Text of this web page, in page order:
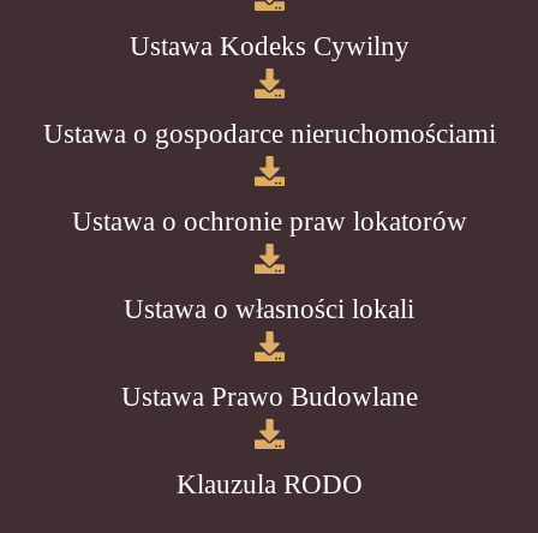
Ustawa Kodeks Cywilny
Ustawa o gospodarce nieruchomościami
Ustawa o ochronie praw lokatorów
Ustawa o własności lokali
Ustawa Prawo Budowlane
Klauzula RODO